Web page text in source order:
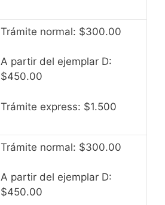
Trámite normal: $300.00
A partir del ejemplar D:
$450.00
Trámite express: $1.500
Trámite normal: $300.00
A partir del ejemplar D:
$450.00